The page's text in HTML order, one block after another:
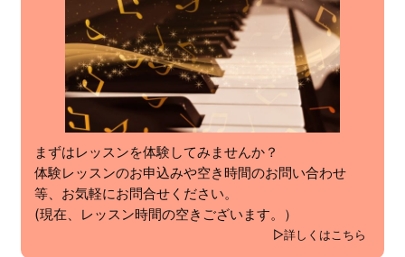
まずはレッスンを体験してみませんか？
体験レッスンのお申込みや空き時間のお問い合わせ
等、お気軽にお問合せください。
(現在、レッスン時間の空きございます。）
詳しくはこちら